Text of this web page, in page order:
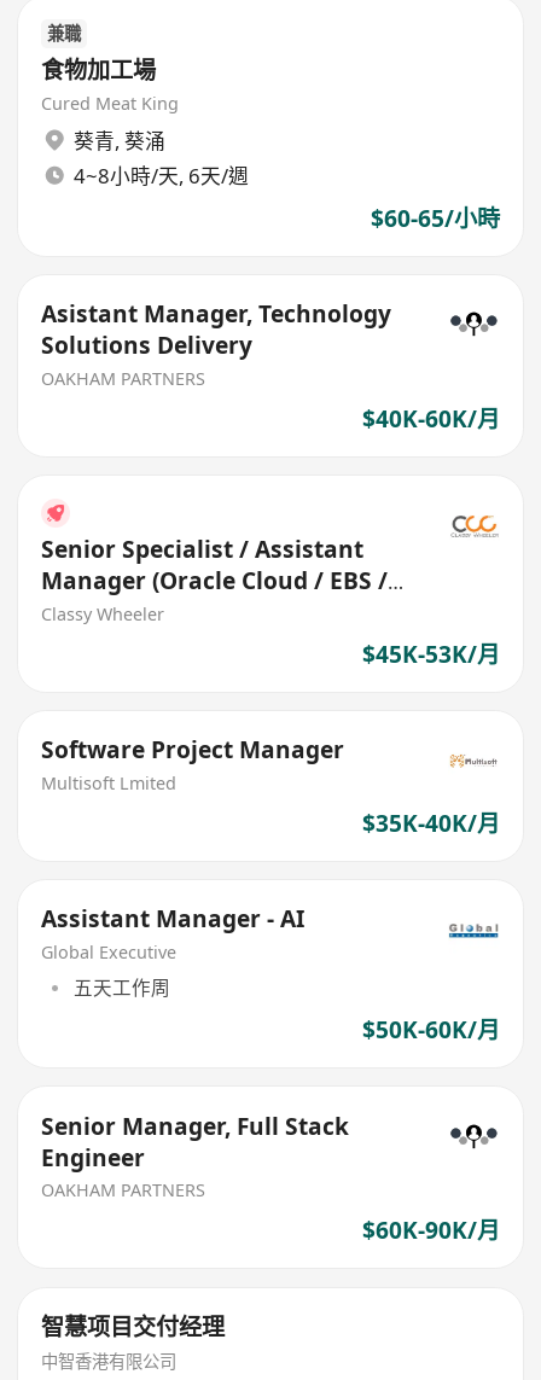
兼職
食物加工場
Cured Meat King
葵青, 葵涌
4~8小時/天, 6天/週
$60-65/小時
Asistant Manager, Technology
Solutions Delivery
OAKHAM PARTNERS
$40K-60K/月
Senior Specialist / Assistant
Manager (Oracle Cloud / EBS /
Fusion) (Logistics)
Classy Wheeler
$45K-53K/月
Software Project Manager
Multisoft Lmited
$35K-40K/月
Assistant Manager - AI
Global Executive
五天工作周
$50K-60K/月
Senior Manager, Full Stack
Engineer
OAKHAM PARTNERS
$60K-90K/月
智慧项目交付经理
中智香港有限公司